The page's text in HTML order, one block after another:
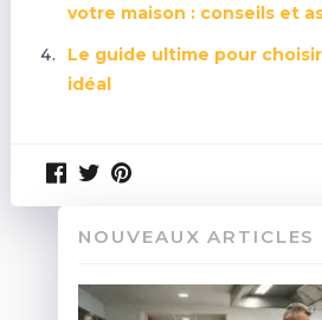
votre maison : conseils et
Le guide ultime pour
idéal
NOUVEAUX ARTICLES